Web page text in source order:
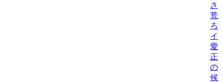
さ
荒
ろ
イ
愛
正
の
候/